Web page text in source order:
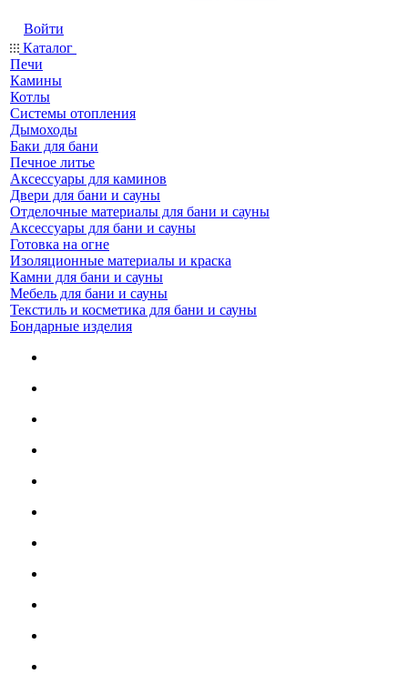
Войти
Каталог
Печи
Камины
Котлы
Системы отопления
Дымоходы
Баки для бани
Печное литье
Аксессуары для каминов
Двери для бани и сауны
Отделочные материалы для бани и сауны
Аксессуары для бани и сауны
Готовка на огне
Изоляционные материалы и краска
Камни для бани и сауны
Мебель для бани и сауны
Текстиль и косметика для бани и сауны
Бондарные изделия